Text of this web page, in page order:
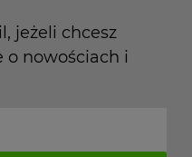
jeżeli chcesz
nowościach i